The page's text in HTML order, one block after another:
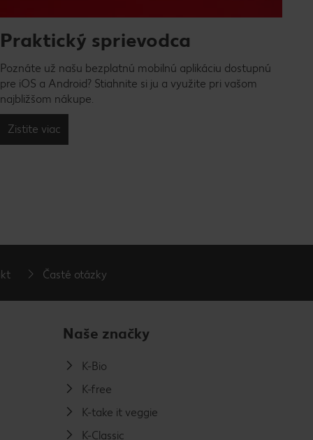
Praktický sprievodca
Poznáte už našu bezplatnú mobilnú aplikáciu dostupnú
pre iOS a Android? Stiahnite si ju a využite pri vašom
najbližšom nákupe.
Zistite viac
Časté otázky
Naše značky
K-Bio
K-free
K-take it veggie
K-Classic